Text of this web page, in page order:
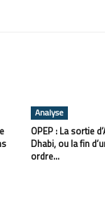
Analyse
OPEP : La sortie
Dhabi, ou la fin
ordre...